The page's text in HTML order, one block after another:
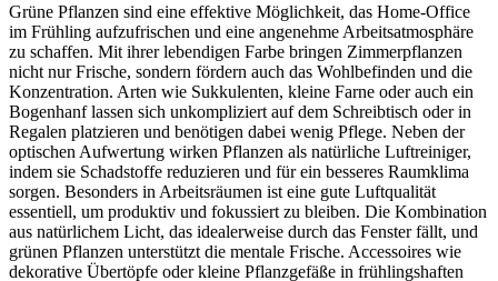
Grüne Pflanzen sind eine effektive Möglichkeit, das Home-Office
im Frühling aufzufrischen und eine angenehme Arbeitsatmosphäre
zu schaffen. Mit ihrer lebendigen Farbe bringen Zimmerpflanzen
nicht nur Frische, sondern fördern auch das Wohlbefinden und die
Konzentration. Arten wie Sukkulenten, kleine Farne oder auch ein
Bogenhanf lassen sich unkompliziert auf dem Schreibtisch oder in
Regalen platzieren und benötigen dabei wenig Pflege. Neben der
optischen Aufwertung wirken Pflanzen als natürliche Luftreiniger,
indem sie Schadstoffe reduzieren und für ein besseres Raumklima
sorgen. Besonders in Arbeitsräumen ist eine gute Luftqualität
essentiell, um produktiv und fokussiert zu bleiben. Die Kombination
aus natürlichem Licht, das idealerweise durch das Fenster fällt, und
grünen Pflanzen unterstützt die mentale Frische. Accessoires wie
dekorative Übertöpfe oder kleine Pflanzgefäße in frühlingshaften